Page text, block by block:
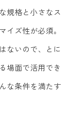
規格と小さなス
イズ性が必須。
ないので、とに
場面で活用でき
な条件を満たす